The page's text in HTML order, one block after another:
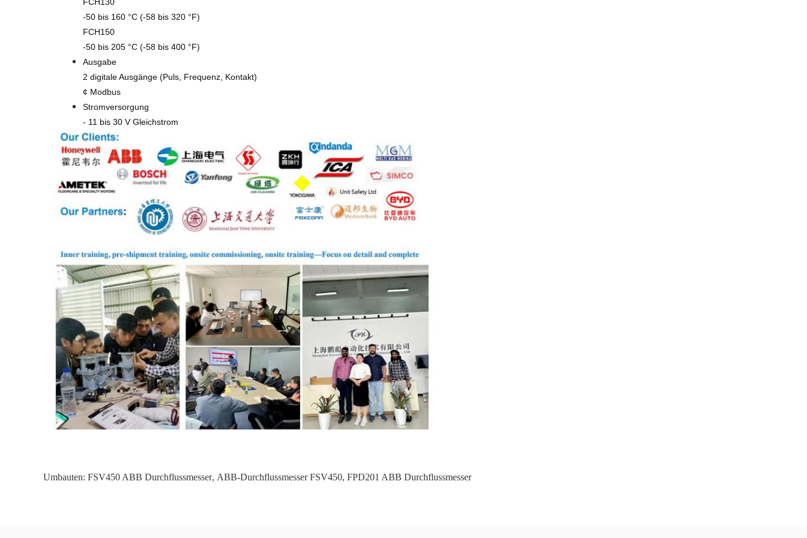
-50 bis 160 °C (-58 bis 320 °F)
FCH150
-50 bis 205 °C (-58 bis 400 °F)
Ausgabe
2 digitale Ausgänge (Puls, Frequenz, Kontakt)
¢ Modbus
Stromversorgung
- 11 bis 30 V Gleichstrom
Umbauten: FSV450 ABB Durchflussmesser, ABB-Durchflussmesser FSV450, FPD201 ABB Durchflussmesser